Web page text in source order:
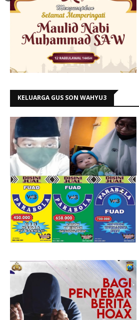
KELUARGA GUS SON WAHYU3